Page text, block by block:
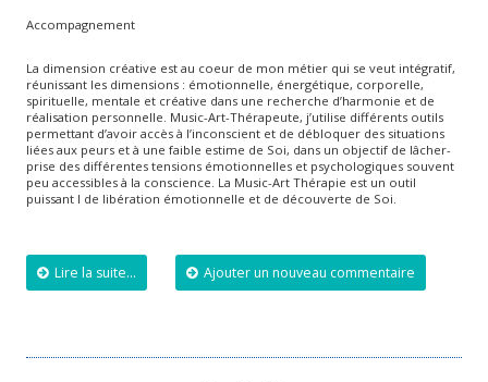
Accompagnement
La dimension créative est au coeur de mon métier qui se veut intégratif,
réunissant les dimensions : émotionnelle, énergétique, corporelle,
spirituelle, mentale et créative dans une recherche d’harmonie et de
réalisation personnelle. Music-Art-Thérapeute, j’utilise différents outils
permettant d’avoir accès à l’inconscient et de débloquer des situations
liées aux peurs et à une faible estime de Soi, dans un objectif de lâcher-
prise des différentes tensions émotionnelles et psychologiques souvent
peu accessibles à la conscience. La Music-Art Thérapie est un outil
puissant l de libération émotionnelle et de découverte de Soi.
Lire la suite... Ajouter un nouveau commentaire